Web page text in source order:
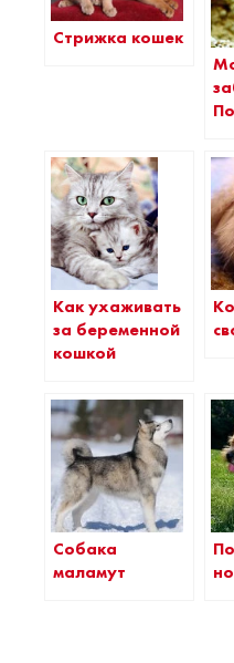
Стрижка кошек
Как ухаживать
за беременной
кошкой
Собака
маламут